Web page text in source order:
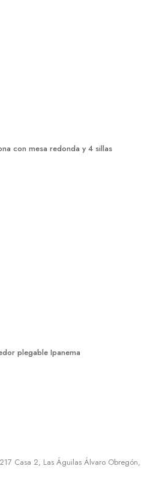
con mesa redonda y 4 sillas
plegable Ipanema
Casa 2, Las Águilas Álvaro Obregón,